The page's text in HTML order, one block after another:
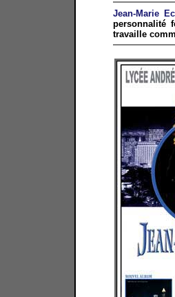
Jean-Marie
personnalité
travaille